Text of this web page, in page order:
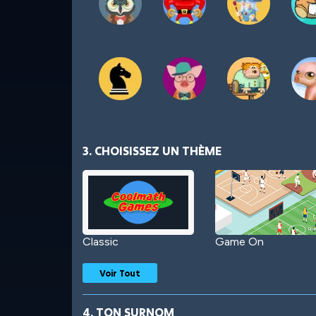
3. CHOISISSEZ UN THÈME
Classic Game On
Voir Tout
4. TON SURNOM